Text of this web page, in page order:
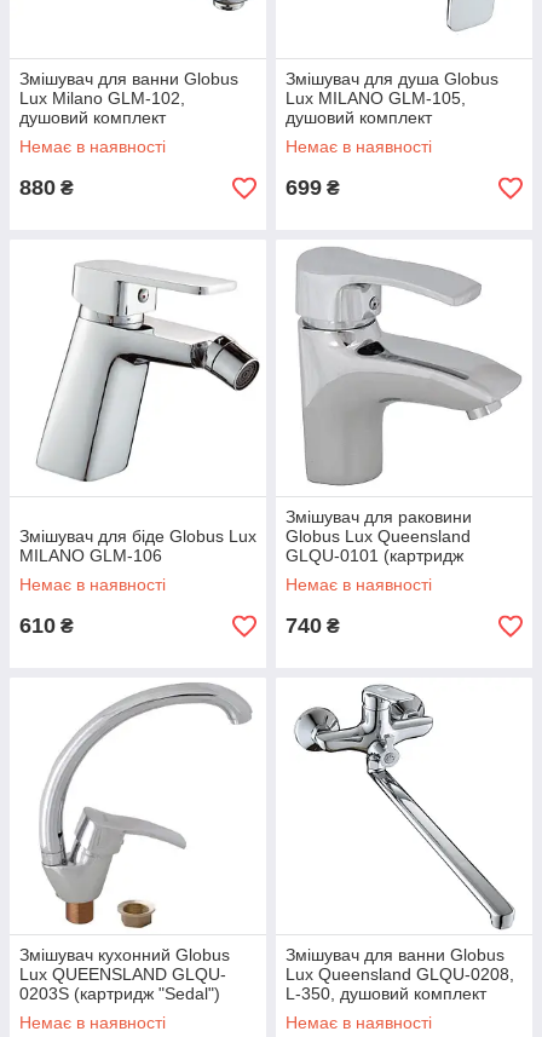
Змішувач для ванни Globus
Lux Milano GLM-102,
душовий комплект
Немає в наявності
880 ₴
Змішувач для душа Globus
Lux MILANO GLM-105,
душовий комплект
Немає в наявності
699 ₴
Змішувач для біде Globus Lux
MILANO GLM-106
Немає в наявності
610 ₴
Змішувач для раковини
Globus Lux Queensland
GLQU-0101 (картридж
"Sedal")
Немає в наявності
740 ₴
Змішувач кухонний Globus
Lux QUEENSLAND GLQU-
0203S (картридж "Sedal")
Немає в наявності
Змішувач для ванни Globus
Lux Queensland GLQU-0208,
L-350, душовий комплект
(картридж "Sedal")
Немає в наявності